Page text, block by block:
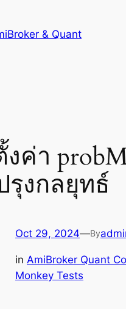
& Quant
งค่า
รุงกลยุทธ์
Oct 29, 2024—By
in AmiBroker Quant
Monkey Tests